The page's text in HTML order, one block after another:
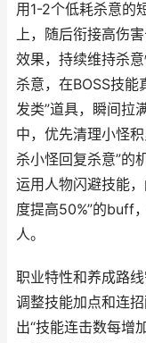
用1-2个低耗杀意的
上，随后衔接高伤
效果，持续维持杀
杀意，在BOSS技能
发类”道具，瞬间拉
中，优先清理小怪
杀小怪回复杀意”的
运用人物闪避技能
度提高50%”的buff
人。
职业特性和养成路
调整技能加点和连
出“技能连击数每增